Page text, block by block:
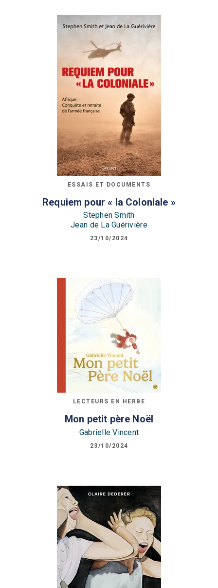
ESSAIS ET DOCUMENTS
Requiem pour « la Coloniale »
Stephen Smith
Jean de La Guérivière
23/10/2024
LECTEURS EN HERBE
Mon petit père Noël
Gabrielle Vincent
23/10/2024